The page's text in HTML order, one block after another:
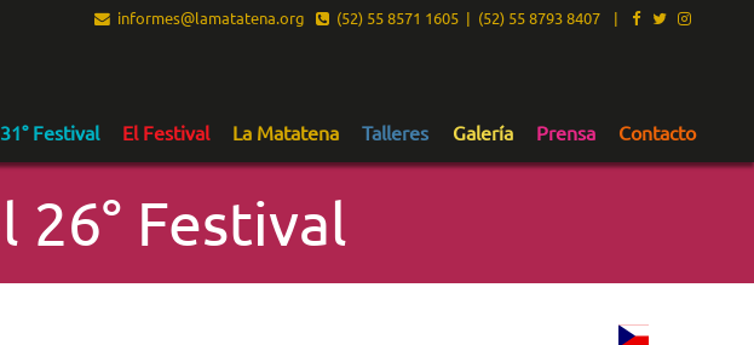
informes@lamatatena.org (52) 55 8571 1605 | (52) 55 8793 8407 |
Festival El Festival La Matatena Talleres Galería Prensa Contacto
26° Festival